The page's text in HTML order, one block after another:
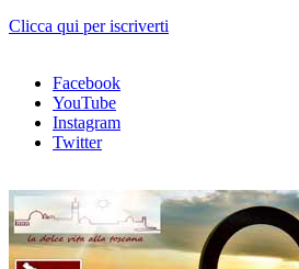
Clicca qui per iscriverti
Facebook
YouTube
Instagram
Twitter